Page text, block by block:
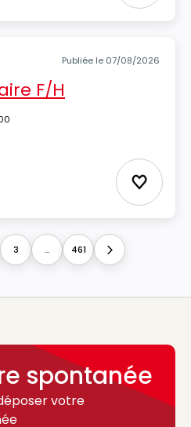
Publiée le 07/08/2026
F/H
Ajouter
3 ... 461 Next
spontanée
votre